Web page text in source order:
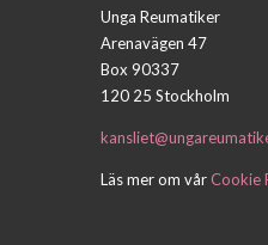
Unga Reumatiker
Arenavägen 47
Box 90337
120 25 Stockholm
Läs mer om vårCookie